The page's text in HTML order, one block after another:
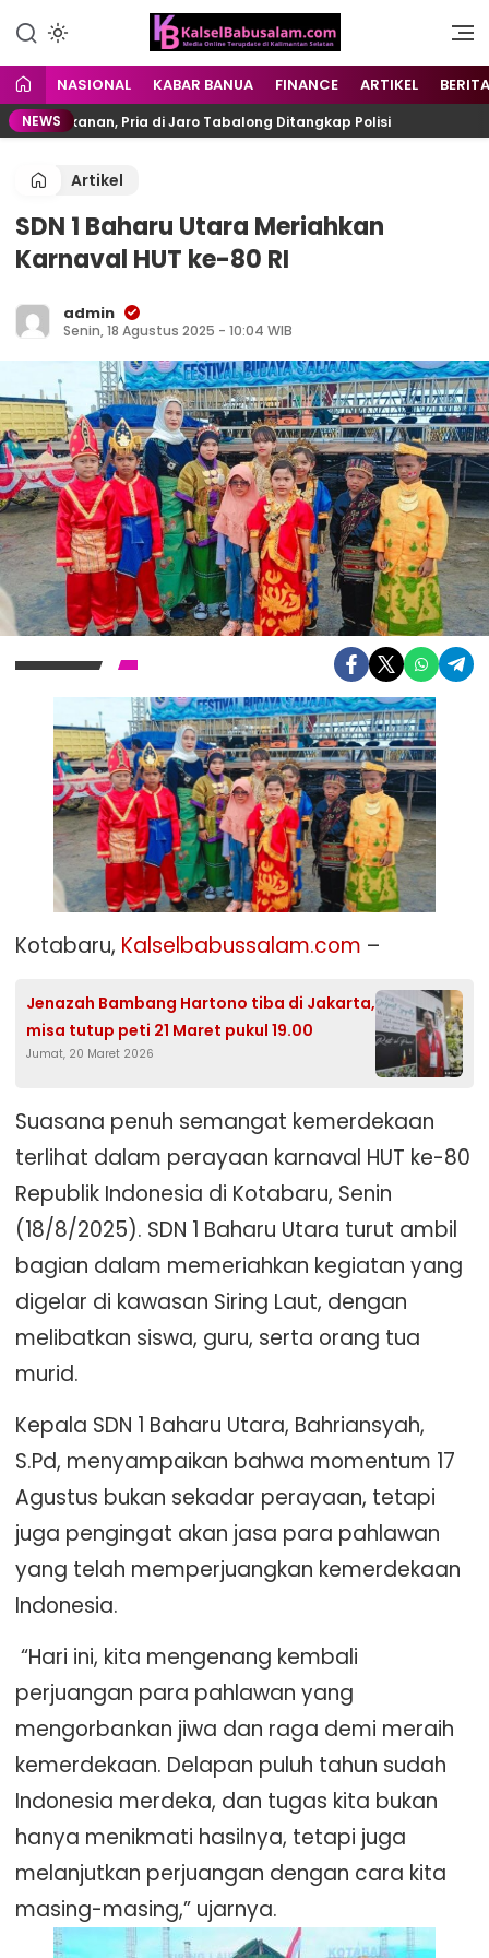
kalselbabusalam.com
Menyuarakan Kalsel,
Menginspirasi Nusantara
NASIONAL KABAR BANUA FINANCE ARTIKEL BERITA
NEWS
Makanan, Pria di Jaro Tabalong Ditangkap Polisi
Artikel
SDN 1 Baharu Utara Meriahkan
Karnaval HUT ke-80 RI
admin
Senin, 18 Agustus 2025 - 10:04 WIB
Kotabaru, Kalselbabussalam.com –
Jenazah Bambang Hartono tiba di Jakarta,
misa tutup peti 21 Maret pukul 19.00
Jumat, 20 Maret 2026
Suasana penuh semangat kemerdekaan
terlihat dalam perayaan karnaval HUT ke-80
Republik Indonesia di Kotabaru, Senin
(18/8/2025). SDN 1 Baharu Utara turut ambil
bagian dalam memeriahkan kegiatan yang
digelar di kawasan Siring Laut, dengan
melibatkan siswa, guru, serta orang tua
murid.
Kepala SDN 1 Baharu Utara, Bahriansyah,
S.Pd, menyampaikan bahwa momentum 17
Agustus bukan sekadar perayaan, tetapi
juga pengingat akan jasa para pahlawan
yang telah memperjuangkan kemerdekaan
Indonesia.
“Hari ini, kita mengenang kembali
perjuangan para pahlawan yang
mengorbankan jiwa dan raga demi meraih
kemerdekaan. Delapan puluh tahun sudah
Indonesia merdeka, dan tugas kita bukan
hanya menikmati hasilnya, tetapi juga
melanjutkan perjuangan dengan cara kita
masing-masing,” ujarnya.